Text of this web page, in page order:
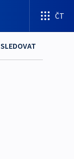
ČT
SLEDOVAT